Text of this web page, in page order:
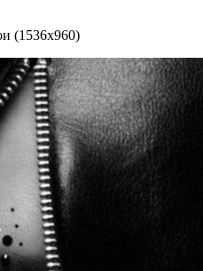
(1536x960)